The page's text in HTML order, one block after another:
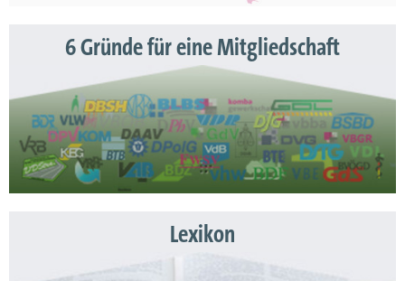
6 Gründe für eine Mitgliedschaft
Lexikon